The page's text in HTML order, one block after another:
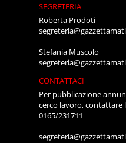
SEGRETERIA
Roberta Prodoti
Stefania Muscolo
CONTATTACI
Per pubblicazione
cerco lavoro, contattare
0165/231711